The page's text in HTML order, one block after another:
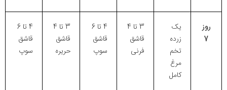
روز
7
یک
زرده
تخم
مرغ
کامل
3 تا 4
قاشق
فرنی
4 تا 6
قاشق
سوپ
3 تا 4
قاشق
حریره
4 تا 6
قاشق
سوپ